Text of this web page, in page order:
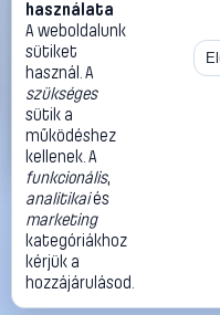
KS Tools 9638116
Kulcsszélesség (coll) 1 1/
KS Tools Egyoldalas
39 990 Ft
Kosárba
«
Méret:
©2026
ThermoScope
ÁSZF
Cégbemutató
használata
A weboldalunk
sütiket
használ. A
szükséges
sütik a
működéshez
kellenek. A
funkcionális,
analitikaiés
marketing
kategóriákhoz
kérjük a
hozzájárulásod.